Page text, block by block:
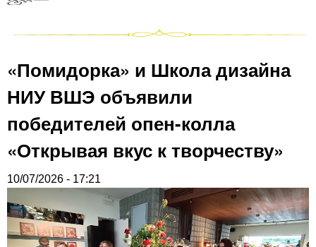
«Помидорка» и Школа дизайна
НИУ ВШЭ объявили
победителей опен-колла
«Открывая вкус к творчеству»
10/07/2026 - 17:21